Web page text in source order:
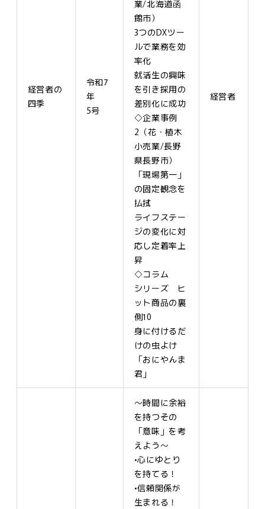
経営者の
四季
令和7
年
5号
業/北海道函
館市）
3つのDXツー
ルで業務を効
率化
就活生の興味
を引き採用の
差別化に成功
◇企業事例
2（花・植木
小売業/長野
県長野市）
「現場第一」
の固定観念を
払拭
ライフステー
ジの変化に対
応し定着率上
昇
◇コラム
シリーズ ヒ
ット商品の裏
側10
身に付けるだ
けの虫よけ
「おにやんま
君」
経営者
～時間に余裕
を持つその
「意味」を考
えよう～
•心にゆとり
を持てる！
•信頼関係が
生まれる！